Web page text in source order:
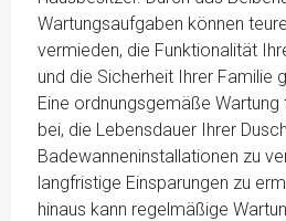
Wartungsaufgaben können
vermieden, die Funktionalität
und die Sicherheit Ihrer Familie
Eine ordnungsgemäße
bei, die Lebensdauer Ihrer
Badewanneninstallationen zu
langfristige Einsparungen zu
hinaus kann regelmäßige